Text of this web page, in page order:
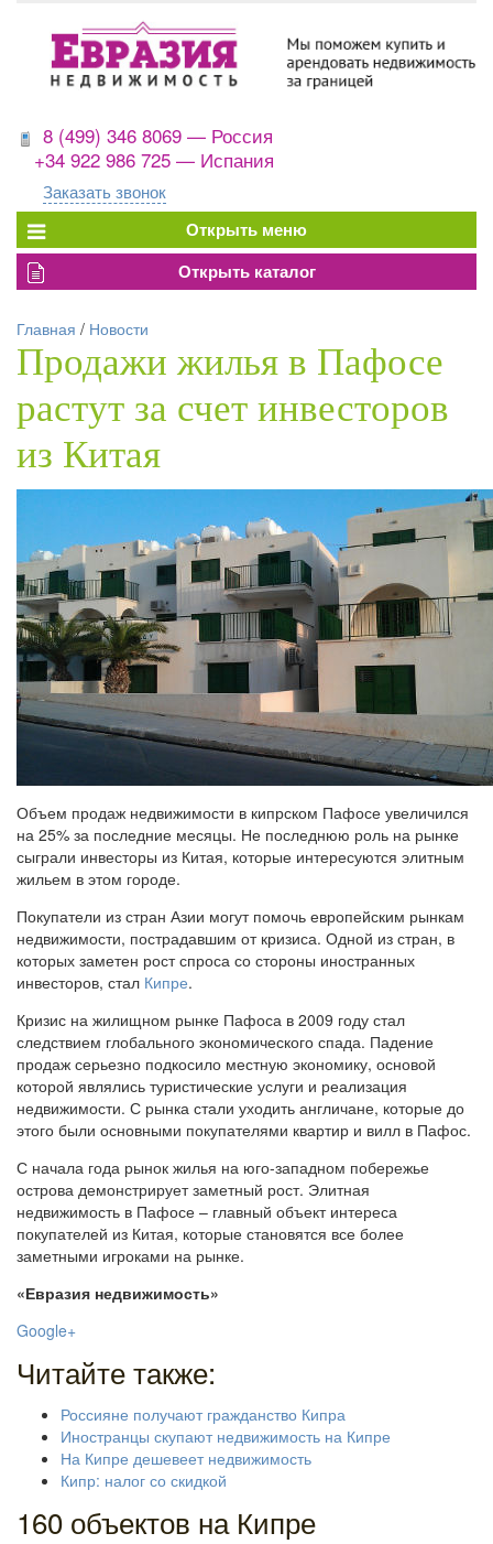
8 (499) 346 8069 — Россия
+34 922 986 725 — Испания
Заказать звонок
Главная / Новости
Продажи жилья в Пафосе
растут за счет инвесторов
из Китая
Объем продаж недвижимости в кипрском Пафосе увеличился
на 25% за последние месяцы. Не последнюю роль на рынке
сыграли инвесторы из Китая, которые интересуются элитным
жильем в этом городе.
Покупатели из стран Азии могут помочь европейским рынкам
недвижимости, пострадавшим от кризиса. Одной из стран, в
которых заметен рост спроса со стороны иностранных
инвесторов, стал Кипре.
Кризис на жилищном рынке Пафоса в 2009 году стал
следствием глобального экономического спада. Падение
продаж серьезно подкосило местную экономику, основой
которой являлись туристические услуги и реализация
недвижимости. С рынка стали уходить англичане, которые до
этого были основными покупателями квартир и вилл в Пафос.
С начала года рынок жилья на юго-западном побережье
острова демонстрирует заметный рост. Элитная
недвижимость в Пафосе – главный объект интереса
покупателей из Китая, которые становятся все более
заметными игроками на рынке.
«Евразия недвижимость»
Google+
Читайте также:
Россияне получают гражданство Кипра
Иностранцы скупают недвижимость на Кипре
На Кипре дешевеет недвижимость
Кипр: налог со скидкой
160 объектов на Кипре